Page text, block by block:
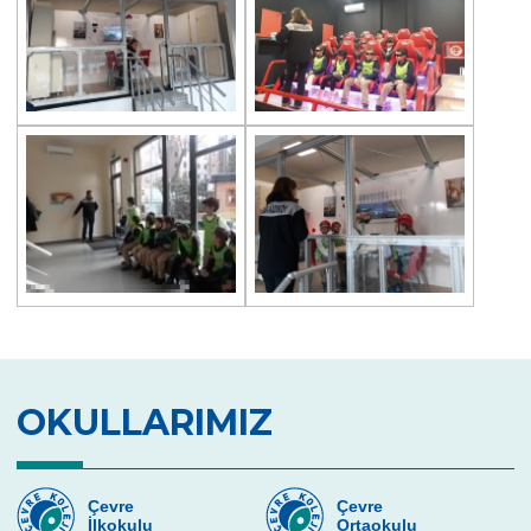
Medeniyetler Sergisi
İstanbul Bilim Olimpiyatları
Yüzmede Büyük Başarı: 14 Altın, 6 Gümüş
ve 3 Bronz Madalya
5. Sınıf Öğrencilerimiz Vladimir Tumanov
ile Buluşuyor
Farkında Olun, Empati Kurun, Engelleri
Kaldırın
Türkiye Küçükler Bireysel Yüzme
Cambridge PET (Preliminary For Schools)
Ortaokul Kapanış Töreni
OKULLARIMIZ
Çevre
İlkokulu
Çevre
Ortaokulu